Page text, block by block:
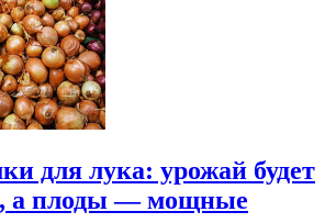
для лука: урожай будет
а плоды — мощные